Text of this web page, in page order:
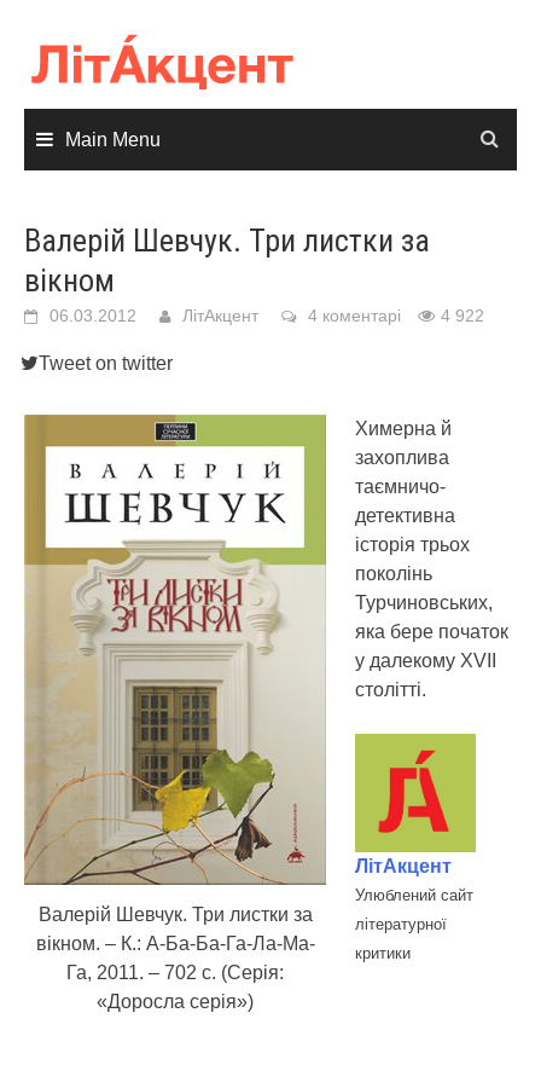
content
Main Menu
Валерій Шевчук. Три листки за
вікном
06.03.2012 ЛітАкцент 4 коментарі 4 922
Tweet on twitter
Валерій Шевчук. Три листки за
вікном. – К.: А-Ба-Ба-Га-Ла-Ма-
Га, 2011. – 702 с. (Серія:
«Доросла серія»)
Химерна й
захоплива
таємничо-
детективна
історія трьох
поколінь
Турчиновських,
яка бере початок
у далекому XVII
столітті.
ЛітАкцент
Улюблений сайт
літературної
критики